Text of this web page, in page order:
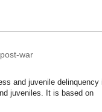
war
and juvenile delinquency
juveniles. It is based on